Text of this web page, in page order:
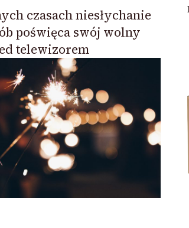
czasach niesłychanie
poświęca swój wolny
telewizorem